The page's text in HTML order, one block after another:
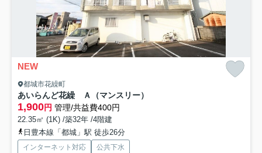
NEW
都城市花繰町
あいらんど花繰 Ａ（マンスリー）
1,900円 管理/共益費400円
22.35㎡ (1K) /築32年 /4階建
日豊本線「都城」駅 徒歩26分
インターネット対応 公共下水